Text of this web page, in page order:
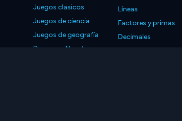
Juegos clasicos
Juegos de ciencia
Juegos de geografía
Descarga Nuestras
Líneas
Factores y primas
Decimales